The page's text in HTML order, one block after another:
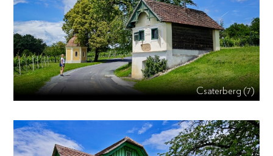
Csaterberg (7)